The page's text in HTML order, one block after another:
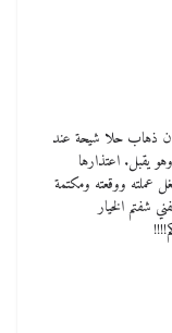
ذهاب حلا شيحة عند
يقبل. اعتذارها
عملته ووقعته ومكتمة
شفتم الخيار